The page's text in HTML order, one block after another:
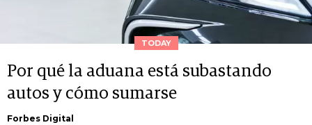
TODAY
Por qué la aduana está subastando
autos y cómo sumarse
Forbes Digital